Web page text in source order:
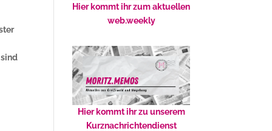
Hier kommt ihr zum aktuellen
web.weekly
Hier kommt ihr zu unserem
Kurznachrichtendienst